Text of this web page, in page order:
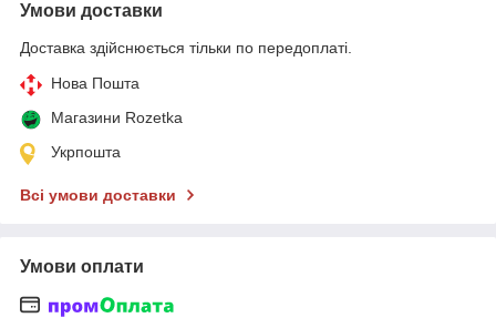
Умови доставки
Доставка здійснюється тільки по передоплаті.
Нова Пошта
Магазини Rozetka
Укрпошта
Всі умови доставки
Умови оплати